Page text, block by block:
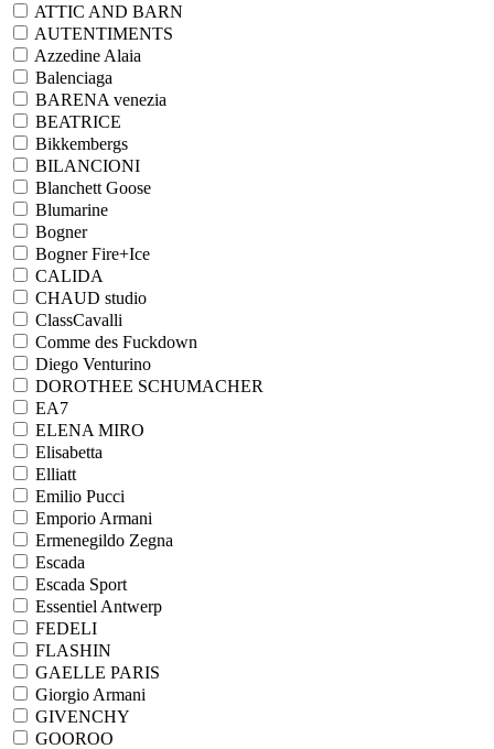
ATTIC AND BARN
AUTENTIMENTS
Azzedine Alaia
Balenciaga
BARENA venezia
BEATRICE
Bikkembergs
BILANCIONI
Blanchett Goose
Blumarine
Bogner
Bogner Fire+Ice
CALIDA
CHAUD studio
ClassCavalli
Comme des Fuckdown
Diego Venturino
DOROTHEE SCHUMACHER
EA7
ELENA MIRO
Elisabetta
Elliatt
Emilio Pucci
Emporio Armani
Ermenegildo Zegna
Escada
Escada Sport
Essentiel Antwerp
FEDELI
FLASHIN
GAELLE PARIS
Giorgio Armani
GIVENCHY
GOOROO